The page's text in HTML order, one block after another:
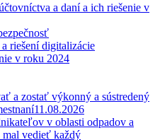
a daní a ich riešenie v
riešení digitalizácie
v roku 2024
a zostať výkonný a sústredený
11.08.2026
v oblasti odpadov a
vedieť každý